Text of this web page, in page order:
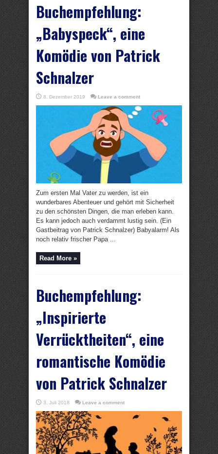
Buchempfehlung:
„Babyspeck“, eine
Komödie von Patrick
Schnalzer
8. Dezember 2019 Leave a comment
Zum ersten Mal Vater zu werden, ist ein
wunderbares Abenteuer und gehört mit Sicherheit
zu den schönsten Dingen, die man erleben kann.
Es kann jedoch auch verdammt lustig sein. (Ein
Gastbeitrag von Patrick Schnalzer) Babyalarm! Als
noch relativ frischer Papa ...
Read More »
Buchempfehlung:
„Inspirierte
Verrücktheiten“, eine
romantische Komödie
von Patrick Schnalzer
3. Juli 2018 Leave a comment